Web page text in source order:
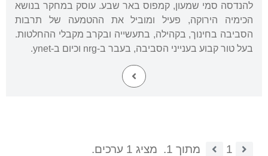
להנדסה סמי שמעון, קמפוס באר שבע. עוסק במחקר בנושא
הכימיה הירוקה, פעיל ומוביל את ההטמעה של תרבות
הסביבה בחינוך, בקהילה, בתעשייה ובקרב מקבלי ההחלטות.
בעל טור קבוע בענייני הסביבה, בעבר ב-nrg וכיום ב-ynet.
1 מתוך 1. מציג 1 ערכים.